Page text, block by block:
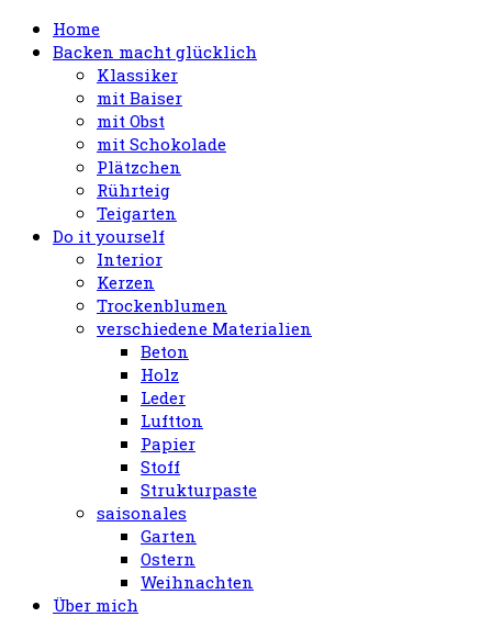
Home
Backen macht glücklich
Klassiker
mit Baiser
mit Obst
mit Schokolade
Plätzchen
Rührteig
Teigarten
Do it yourself
Interior
Kerzen
Trockenblumen
verschiedene Materialien
Beton
Holz
Leder
Luftton
Papier
Stoff
Strukturpaste
saisonales
Garten
Ostern
Weihnachten
Über mich